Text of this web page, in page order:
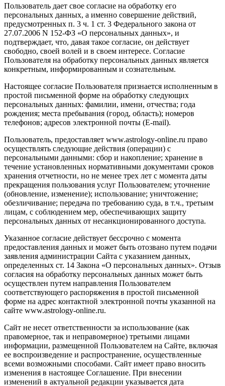
Пользователь дает свое согласие на обработку его
персональных данных, а именно совершение действий,
предусмотренных п. 3 ч. 1 ст. 3 Федерального закона от
27.07.2006 N 152-ФЗ «О персональных данных», и
подтверждает, что, давая такое согласие, он действует
свободно, своей волей и в своем интересе. Согласие
Пользователя на обработку персональных данных является
конкретным, информированным и сознательным.
Настоящее согласие Пользователя признается исполненным в
простой письменной форме на обработку следующих
персональных данных: фамилии, имени, отчества; года
рождения; места пребывания (город, область); номеров
телефонов; адресов электронной почты (E-mail).
Пользователь, предоставляет www.astrology-online.ru право
осуществлять следующие действия (операции) с
персональными данными: сбор и накопление; хранение в
течение установленных нормативными документами сроков
хранения отчетности, но не менее трех лет с момента даты
прекращения пользования услуг Пользователем; уточнение
(обновление, изменение); использование; уничтожение;
обезличивание; передача по требованию суда, в т.ч., третьим
лицам, с соблюдением мер, обеспечивающих защиту
персональных данных от несанкционированного доступа.
Указанное согласие действует бессрочно с момента
предоставления данных и может быть отозвано путем подачи
заявления администрации Сайта с указанием данных,
определенных ст. 14 Закона «О персональных данных». Отзыв
согласия на обработку персональных данных может быть
осуществлен путем направления Пользователем
соответствующего распоряжения в простой письменной
форме на адрес контактной электронной почты указанной на
сайте www.astrology-online.ru.
Сайт не несет ответственности за использование (как
правомерное, так и неправомерное) третьими лицами
информации, размещенной Пользователем на Сайте, включая
ее воспроизведение и распространение, осуществленные
всеми возможными способами. Сайт имеет право вносить
изменения в настоящее Соглашение. При внесении
изменений в актуальной редакции указывается дата